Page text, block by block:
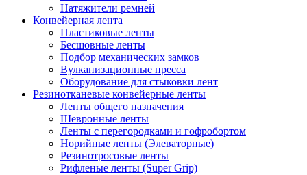
Натяжители ремней
Конвейерная лента
Пластиковые ленты
Бесшовные ленты
Подбор механических замков
Вулканизационные пресса
Оборудование для стыковки лент
Резинотканевые конвейерные ленты
Ленты общего назначения
Шевронные ленты
Ленты с перегородками и гофробортом
Норийные ленты (Элеваторные)
Резинотросовые ленты
Рифленые ленты (Super Grip)